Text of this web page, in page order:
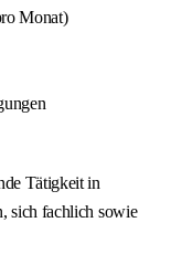
Monat)
Tätigkeit in
sich fachlich sowie